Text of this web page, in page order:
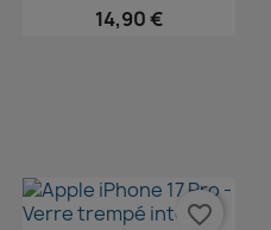
14,90 €
favorite_border